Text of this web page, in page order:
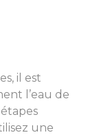
il est
l’eau de
une